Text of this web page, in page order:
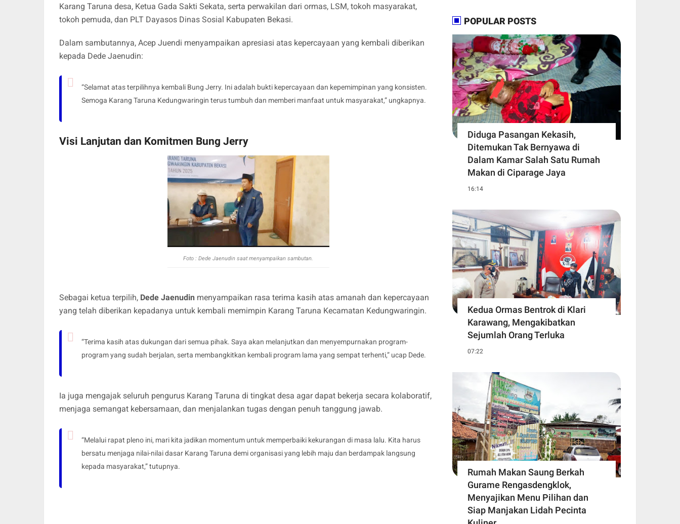
Karang Taruna desa, Ketua Gada Sakti Sekata, serta perwakilan dari ormas, LSM, tokoh masyarakat,
tokoh pemuda, dan PLT Dayasos Dinas Sosial Kabupaten Bekasi.
Dalam sambutannya, Acep Juendi menyampaikan apresiasi atas kepercayaan yang kembali diberikan
kepada Dede Jaenudin:
“Selamat atas terpilihnya kembali Bung Jerry. Ini adalah bukti kepercayaan dan kepemimpinan yang konsisten.
Semoga Karang Taruna Kedungwaringin terus tumbuh dan memberi manfaat untuk masyarakat,” ungkapnya.
Visi Lanjutan dan Komitmen Bung Jerry
Foto : Dede Jaenudin saat menyampaikan sambutan.
Sebagai ketua terpilih, Dede Jaenudin menyampaikan rasa terima kasih atas amanah dan kepercayaan
yang telah diberikan kepadanya untuk kembali memimpin Karang Taruna Kecamatan Kedungwaringin.
“Terima kasih atas dukungan dari semua pihak. Saya akan melanjutkan dan menyempurnakan program-
program yang sudah berjalan, serta membangkitkan kembali program lama yang sempat terhenti,” ucap Dede.
Ia juga mengajak seluruh pengurus Karang Taruna di tingkat desa agar dapat bekerja secara kolaboratif,
menjaga semangat kebersamaan, dan menjalankan tugas dengan penuh tanggung jawab.
“Melalui rapat pleno ini, mari kita jadikan momentum untuk memperbaiki kekurangan di masa lalu. Kita harus
bersatu menjaga nilai-nilai dasar Karang Taruna demi organisasi yang lebih maju dan berdampak langsung
kepada masyarakat,” tutupnya.
POPULAR POSTS
Diduga Pasangan Kekasih,
Ditemukan Tak Bernyawa di
Dalam Kamar Salah Satu Rumah
Makan di Ciparage Jaya
16:14
Kedua Ormas Bentrok di Klari
Karawang, Mengakibatkan
Sejumlah Orang Terluka
07:22
Rumah Makan Saung Berkah
Gurame Rengasdengklok,
Menyajikan Menu Pilihan dan
Siap Manjakan Lidah Pecinta